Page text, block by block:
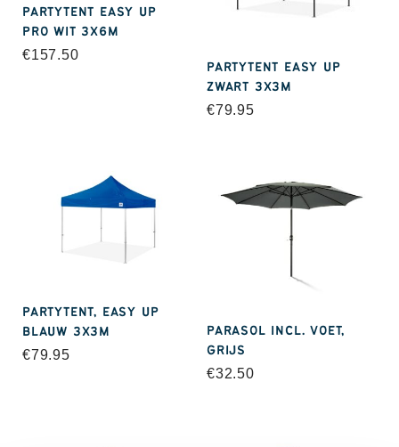
Lunchpakketten
Lunchschalen
Buffetten / Themabuffetten (vanaf 20 personen)
Buffetten Klein Samenzijn (Al vanaf 4 personen)
Warme broodjes catering
Desserts
Dranken Catering
Soepen
Vegetarische producten
Verhuur: Serviesgoed en bestek
PARTYTENT EASY UP
PRO WIT 3X6M
€157.50
PARTYTENT EASY UP
ZWART 3X3M
€79.95
PARTYTENT, EASY UP
BLAUW 3X3M
€79.95
PARASOL INCL. VOET,
GRIJS
€32.50